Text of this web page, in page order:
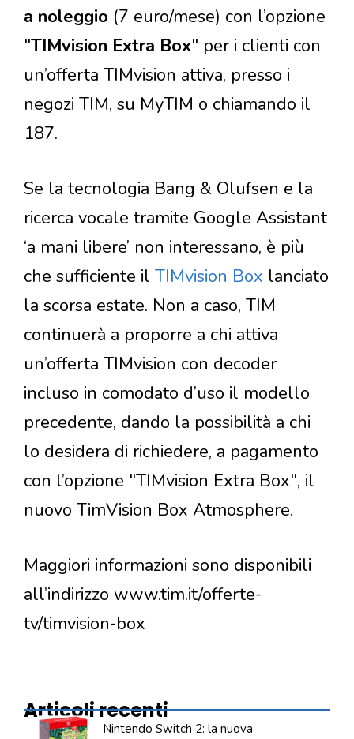
a noleggio (7 euro/mese) con l’opzione
"TIMvision Extra Box" per i clienti con
un’offerta TIMvision attiva, presso i
negozi TIM, su MyTIM o chiamando il
187.
Se la tecnologia Bang & Olufsen e la
ricerca vocale tramite Google Assistant
‘a mani libere’ non interessano, è più
che sufficiente il TIMvision Box lanciato
la scorsa estate. Non a caso, TIM
continuerà a proporre a chi attiva
un’offerta TIMvision con decoder
incluso in comodato d’uso il modello
precedente, dando la possibilità a chi
lo desidera di richiedere, a pagamento
con l’opzione "TIMvision Extra Box", il
nuovo TimVision Box Atmosphere.
Maggiori informazioni sono disponibili
all’indirizzo www.tim.it/offerte-
tv/timvision-box
Articoli recenti
Nintendo Switch 2: la nuova